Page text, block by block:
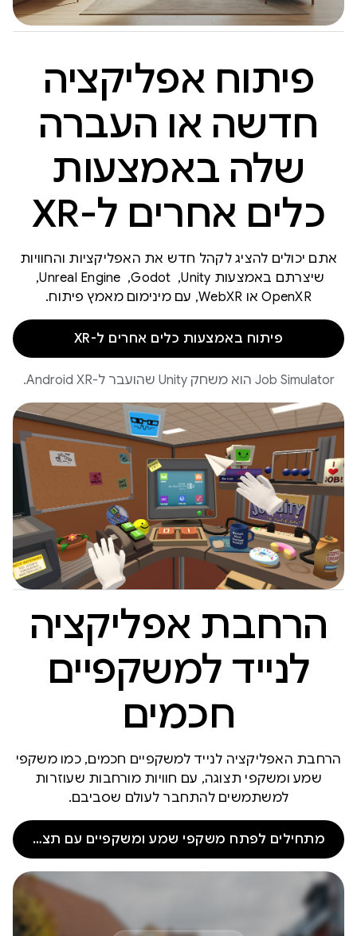
פיתוח אפליקציה
חדשה או העברה
שלה באמצעות
כלים אחרים ל-XR
אתם יכולים להציג לקהל חדש את האפליקציות והחוויות
שיצרתם באמצעות Unity, ‏ Godot, ‏ Unreal Engine, ‏
OpenXR או WebXR, עם מינימום מאמץ פיתוח.
פיתוח באמצעות כלים אחרים ל-XR
‫Job Simulator הוא משחק Unity שהועבר ל-Android XR.
הרחבת אפליקציה
לנייד למשקפיים
חכמים
הרחבת האפליקציה לנייד למשקפיים חכמים, כמו משקפי
שמע ומשקפי תצוגה, עם חוויות מורחבות שעוזרות
למשתמשים להתחבר לעולם שסביבם.
מתחילים לפתח משקפי שמע ומשקפיים עם תצוגה